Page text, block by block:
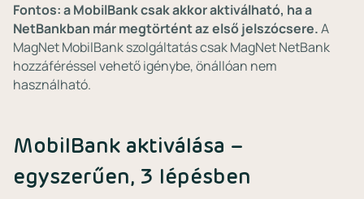
Fontos: a MobilBank csak akkor aktiválható, ha a
NetBankban már megtörtént az első jelszócsere.A
MagNet MobilBank szolgáltatás csak MagNet NetBank
hozzáféréssel vehető igénybe, önállóan nem
használható.
MobilBank aktiválása –
egyszerűen, 3 lépésben